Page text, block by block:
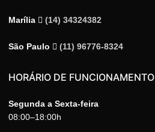
Marília (14) 34324382
São Paulo (11) 96776-8324
HORÁRIO DE FUNCIONAMENTO
Segunda a Sexta-feira
08:00–18:00h